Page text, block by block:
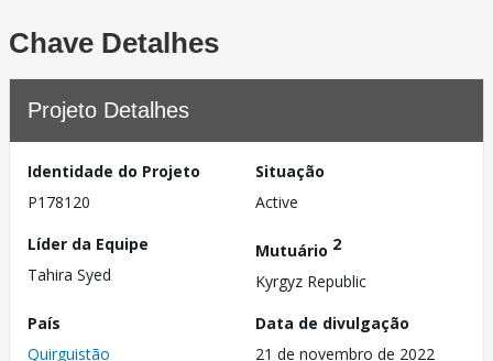
Chave Detalhes
Projeto Detalhes
Identidade do Projeto
P178120
Situação
Active
Líder da Equipe
Tahira Syed
Mutuário 2
Kyrgyz Republic
País
Quirguistão
Data de divulgação
21 de novembro de 2022